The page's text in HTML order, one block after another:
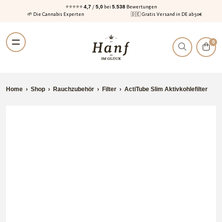
⭐⭐⭐⭐⭐4,7/ 5,0bei 5.538Bewertungen
🌱 Die Cannabis Experten
🇩🇪 Gratis Versand in DE ab 50€
Navigation
Inhalt
0
Home › Shop › Rauchzubehör › Filter › ActiTube Slim Aktivkohlefilter